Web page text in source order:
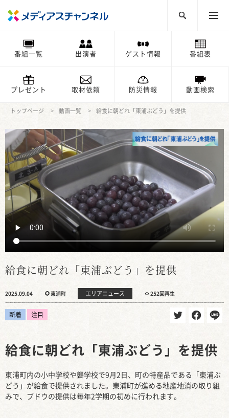
番組一覧 出演者 ゲスト情報 番組表
プレゼント 取材依頼 防災情報 動画検索
トップページ 動画一覧 給食に朝どれ「東浦ぶどう」を提供
給食に朝どれ「東浦ぶどう」を提供
2025.09.04 東浦町 エリアニュース 252回再生
新着 注目
給食に朝どれ「東浦ぶどう」を提供
東浦町内の小中学校や聾学校で9月2日、町の特産品である「東浦ぶ
どう」が給食で提供されました。東浦町が進める地産地消の取り組
みで、ブドウの提供は毎年2学期の初めに行われます。